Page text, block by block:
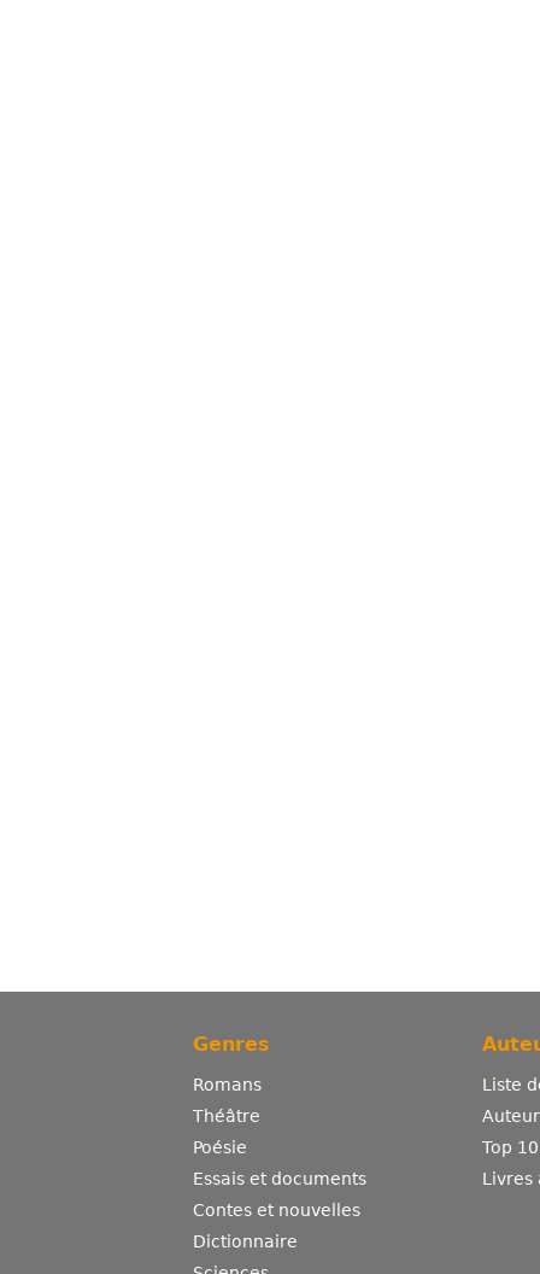
Genres
Romans
Théâtre
Poésie
Essais et documents
Contes et nouvelles
Dictionnaire
Liste
Top
Livres